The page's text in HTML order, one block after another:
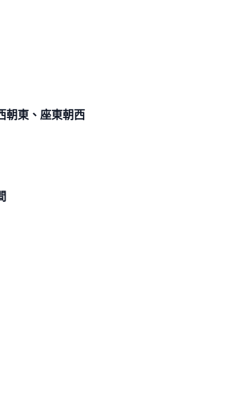
朝東、座東朝西